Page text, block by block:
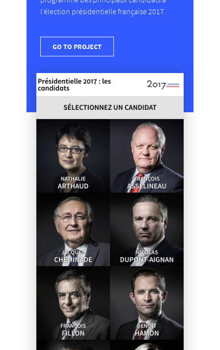
l'élection présidentielle française 2017.
GO TO PROJECT